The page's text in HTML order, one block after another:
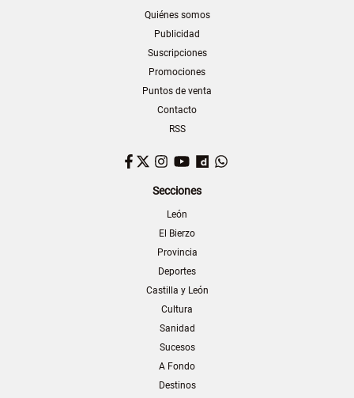
Quiénes somos
Publicidad
Suscripciones
Promociones
Puntos de venta
Contacto
RSS
Facebook
TwitterInstagram
YouTubeDailymotion
Secciones
León
El Bierzo
Provincia
Deportes
Castilla y León
Cultura
Sanidad
Sucesos
A Fondo
Destinos